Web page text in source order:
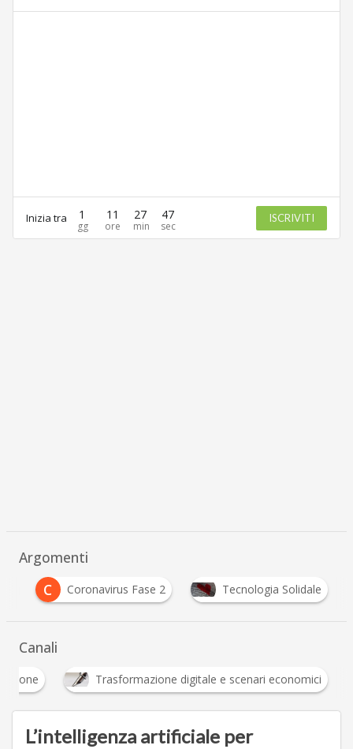
Inizia tra 1 11 27 47 ISCRIVITI
Argomenti
C Coronavirus Fase 2 Tecnologia Solidale
Canali
Innovazione Trasformazione digitale e scenari economici
L’intelligenza artificiale per